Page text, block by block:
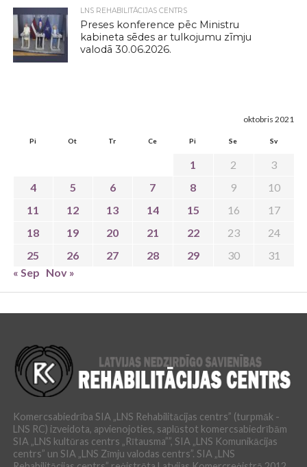
LNS REHABILITĀCIJAS CENTRS
Preses konference pēc Ministru
kabineta sēdes ar tulkojumu zīmju
valodā 30.06.2026.
oktobris 2021
Pi Ot Tr Ce Pi Se Sv
1 2
3
4
5 6 7 8 9
10
11
12 13 14 15 16
17
18
19 20 21 22 23
24
25
26 27 28 29 30
31
« Sep Nov »
Komercsabiedrība SIA „LNS Rehabilitācijas centrs” (turpmāk -
LNS RC) izveidota, apvienojoties, saplūstot komercsabiedrībām
SIA „LNS kultūras centrs „Rītausma””, SIA „LNS Komunikācijas
centrs” un SIA „LNS Zīmju valodas centrs”. SIA „LNS